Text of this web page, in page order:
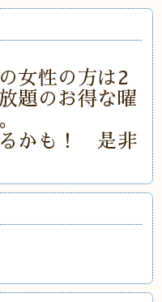
女性の方は2
題のお得な曜
るかも！ 是非